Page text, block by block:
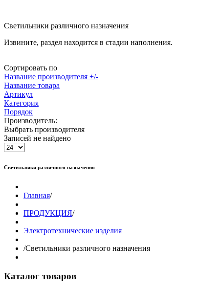
Светильники различного назначения
Извините, раздел находится в стадии наполнения.
Сортировать по
Название производителя +/-
Название товара
Артикул
Категория
Порядок
Производитель:
Выбрать производителя
Записей не найдено
Светильники различного назначения
Главная/
ПРОДУКЦИЯ/
Электротехнические изделия
/Светильники различного назначения
Каталог товаров